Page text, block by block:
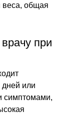
веса, общая
при
дней или
симптомами,